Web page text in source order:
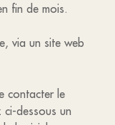
fin de mois.
via un site web
contacter le
dessous un